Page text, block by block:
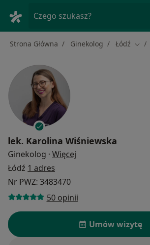
Czego szukasz?
Strona Główna Ginekolog Łódź
lek. Karolina Wiśniewska
Ginekolog · Więcej
Łódź 1 adres
Nr PWZ: 3483470
50 opinii
Umów wizytę